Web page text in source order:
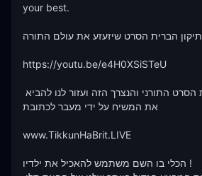
your best.
תיקון הברית הסרט שיזעזע את עולם התורה
https://youtu.be/e4H0XSiSTeU
את המשיח על ידי מעבר לכתובת
www.TikkunHaBrit.LIVE
הכלי בו השם משתמש להאכיל את ילדיו !